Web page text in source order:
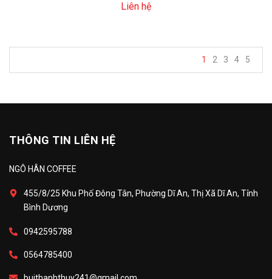
Liên hệ
1 2 3 4 5
THÔNG TIN LIÊN HỆ
NGÔ HÂN COFFEE
455/8/25 Khu Phố Đông Tân, Phường Dĩ An, Thị Xã Dĩ An, Tỉnh
Bình Dương
0942595788
0564785400